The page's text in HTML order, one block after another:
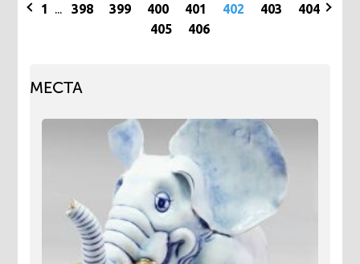
1 ... 398 399 400 401 402 403
404
405
406
МЕСТА